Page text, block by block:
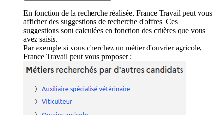
En fonction de la recherche réalisée, France Travail peut vous
afficher des suggestions de recherche d'offres. Ces
suggestions sont calculées en fonction des critères que vous
avez saisis.
Par exemple si vous cherchez un métier d'ouvrier agricole,
France Travail peut vous proposer :